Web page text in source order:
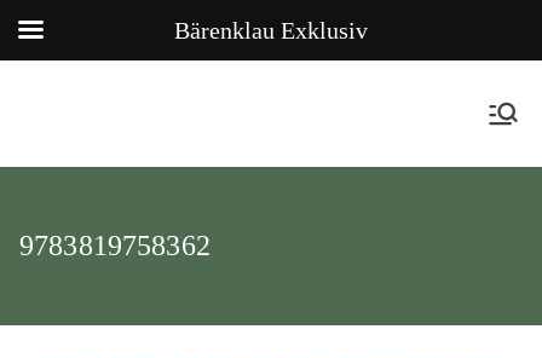
9783819758362
Bärenklau Exklusiv